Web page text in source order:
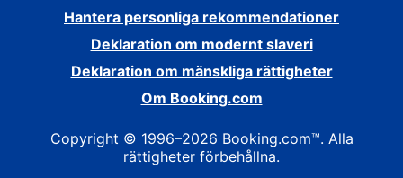
Hantera personliga rekommendationer
Deklaration om modernt slaveri
Deklaration om mänskliga rättigheter
Om Booking.com
Copyright © 1996–2026 Booking.com™. Alla
rättigheter förbehållna.